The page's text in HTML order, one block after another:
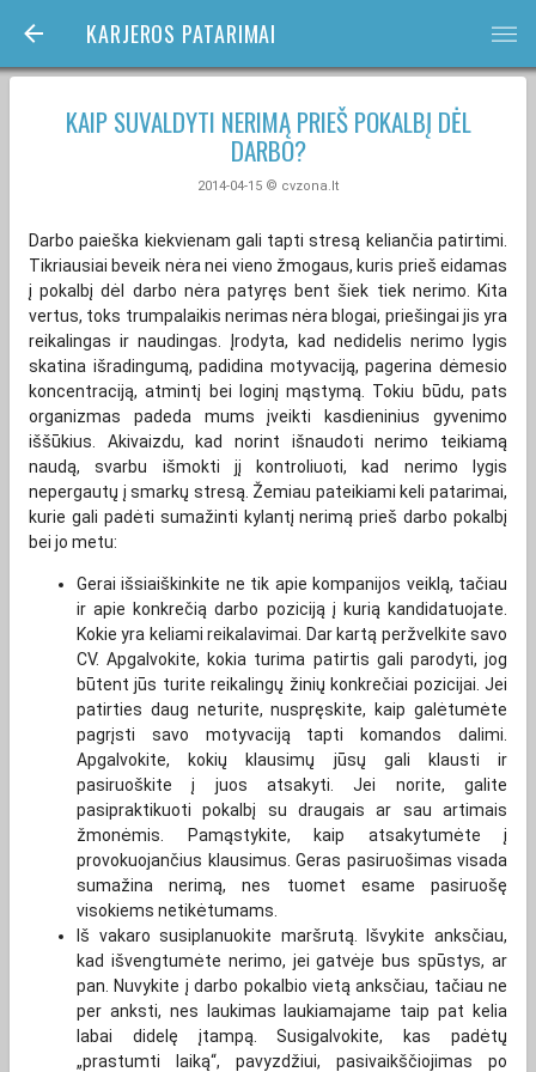
KARJEROS PATARIMAI bars
KAIP SUVALDYTI NERIMĄ PRIEŠ POKALBĮ DĖL
DARBO?
2014-04-15 © cvzona.lt
Darbo paieška kiekvienam gali tapti stresą keliančia patirtimi.
Tikriausiai beveik nėra nei vieno žmogaus, kuris prieš eidamas
į pokalbį dėl darbo nėra patyręs bent šiek tiek nerimo. Kita
vertus, toks trumpalaikis nerimas nėra blogai, priešingai jis yra
reikalingas ir naudingas. Įrodyta, kad nedidelis nerimo lygis
skatina išradingumą, padidina motyvaciją, pagerina dėmesio
koncentraciją, atmintį bei loginį mąstymą. Tokiu būdu, pats
organizmas padeda mums įveikti kasdieninius gyvenimo
iššūkius. Akivaizdu, kad norint išnaudoti nerimo teikiamą
naudą, svarbu išmokti jį kontroliuoti, kad nerimo lygis
nepergautų į smarkų stresą. Žemiau pateikiami keli patarimai,
kurie gali padėti sumažinti kylantį nerimą prieš darbo pokalbį
bei jo metu:
Gerai išsiaiškinkite ne tik apie kompanijos veiklą, tačiau
ir apie konkrečią darbo poziciją į kurią kandidatuojate.
Kokie yra keliami reikalavimai. Dar kartą peržvelkite savo
CV. Apgalvokite, kokia turima patirtis gali parodyti, jog
būtent jūs turite reikalingų žinių konkrečiai pozicijai. Jei
patirties daug neturite, nuspręskite, kaip galėtumėte
pagrįsti savo motyvaciją tapti komandos dalimi.
Apgalvokite, kokių klausimų jūsų gali klausti ir
pasiruoškite į juos atsakyti. Jei norite, galite
pasipraktikuoti pokalbį su draugais ar sau artimais
žmonėmis. Pamąstykite, kaip atsakytumėte į
provokuojančius klausimus. Geras pasiruošimas visada
sumažina nerimą, nes tuomet esame pasiruošę
visokiems netikėtumams.
Iš vakaro susiplanuokite maršrutą. Išvykite anksčiau,
kad išvengtumėte nerimo, jei gatvėje bus spūstys, ar
pan. Nuvykite į darbo pokalbio vietą anksčiau, tačiau ne
per anksti, nes laukimas laukiamajame taip pat kelia
labai didelę įtampą. Susigalvokite, kas padėtų
„prastumti laiką“, pavyzdžiui, pasivaikščiojimas po